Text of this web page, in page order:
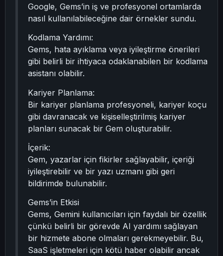
Google, Gems’in iş ve profesyonel ortamlarda
nasıl kullanılabileceğine dair örnekler sundu.
Kodlama Yardımı:
Gems, hata ayıklama veya iyileştirme önerileri
gibi belirli bir ihtiyaca odaklanabilen bir kodlama
asistanı olabilir.
Kariyer Planlama:
Bir kariyer planlama profesyoneli, kariyer koçu
gibi davranacak ve kişiselleştirilmiş kariyer
planları sunacak bir Gem oluşturabilir.
İçerik:
Gem, yazarlar için fikirler sağlayabilir, içeriği
iyileştirebilir ve bir yazı uzmanı gibi geri
bildirimde bulunabilir.
Gems’in Etkisi
Gems, Gemini kullanıcıları için faydalı bir özellik
çünkü belirli bir görevde AI yardımı sağlayan
bir hizmete abone olmaları gerekmeyebilir. Bu,
SaaS işletmeleri için kötü haber olabilir ancak